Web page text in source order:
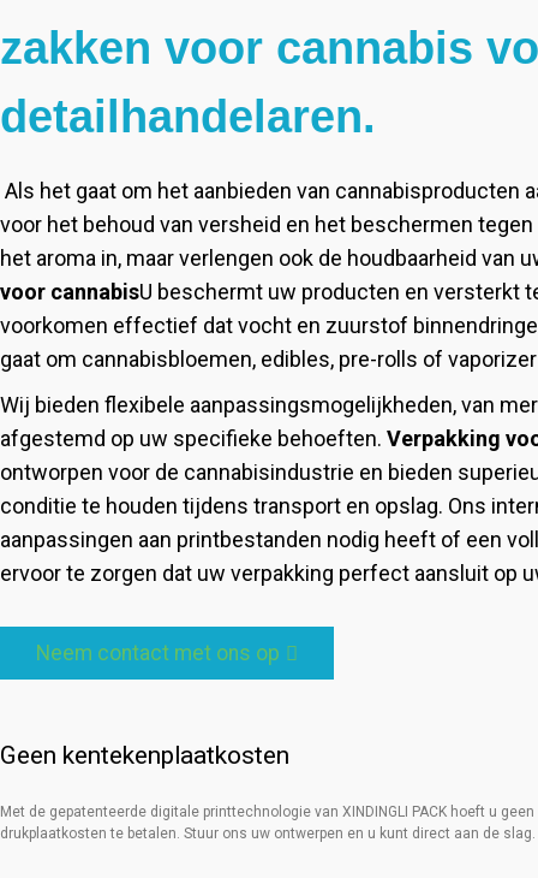
zakken voor cannabis
detailhandelaren.
Als het gaat om het aanbieden van cannabisproducten
voor het behoud van versheid en het beschermen
het aroma in, maar verlengen ook de houdbaarheid
voor cannabisU beschermt uw producten en versterkt
voorkomen effectief dat vocht en zuurstof
gaat om cannabisbloemen, edibles, pre-rolls of
Wij bieden flexibele aanpassingsmogelijkheden, van
afgestemd op uw specifieke behoeften. Verpakking
ontworpen voor de cannabisindustrie en bieden
conditie te houden tijdens transport en opslag. Ons
aanpassingen aan printbestanden nodig heeft of een
ervoor te zorgen dat uw verpakking perfect aansluit op
Neem contact met ons op
Geen kentekenplaatkosten
Met de gepatenteerde digitale printtechnologie van XINDINGLI PACK hoeft u
drukplaatkosten te betalen. Stuur ons uw ontwerpen en u kunt direct aan de slag.